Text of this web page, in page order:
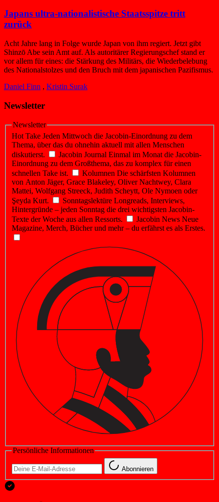
Japans ultra-nationalistische Staatsspitze tritt
zurück
Acht Jahre lang in Folge wurde Japan von ihm regiert. Jetzt gibt
Shinzō Abe sein Amt auf. Als autoritärer Regierungschef stand er
vor allem für eines: die Stärkung des Militärs, die Wiederbelebung
des Nationalstolzes und den Bruch mit dem japanischen Pazifismus.
Daniel Finn , Kristin Surak
Newsletter
Newsletter
Hot Take Jeden Mittwoch die Jacobin-Einordnung zu dem
Thema, über das du ohnehin aktuell mit allen Menschen
diskutierst.
Jacobin Journal Einmal im Monat die Jacobin-
Einordnung zu dem Großthema, das zu komplex für einen
schnellen Take ist.
Kolumnen Die schärfsten Kolumnen
von Anton Jäger, Grace Blakeley, Oliver Nachtwey, Clara
Mattei, Wolfgang Streeck, Judith Scheytt, Ole Nymoen oder
Şeyda Kurt.
Sonntagslektüre Longreads, Interviews,
Hintergründe – jeden Sonntag die drei wichtigsten Jacobin-
Texte der Woche aus allen Ressorts.
Jacobin News Neue
Magazine, Merch, Bücher und mehr – du erfährst es als Erstes.
Persönliche Informationen
Abonnieren